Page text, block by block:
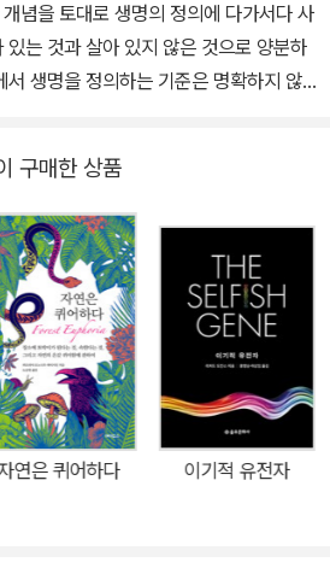
념을 토대로 생명의 정의에 다가서다 사
있는 것과 살아 있지 않은 것으로 양분하
생명을 정의하는 기준은 명확하지 않
제에 대한 해답을 제시한다. 생물학의 원
자, 자연선택을 통한 진화, 화학으로서
토대로 삼아 생명이 무엇인지에 대한
현장에서 과학자들이 무엇을 연구하며,
는지 그리고 그런 성과가 어떻게 다른
생생하게 포착하고 있다. 저자인 폴
가 무엇인지를 알고 싶었고, 수많은 시
그 유전자를 찾아냈다. 분열 효모 세포
벨상을 수상한 그의 성과는 현재 유방암
구매한 상품
연은 퀴어하다 이기적 유전자